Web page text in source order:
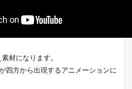
材になります。
四方から出現するアニメーションに